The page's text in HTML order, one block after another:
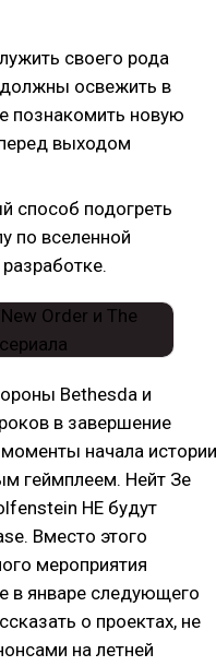
своего рода
освежить в
познакомить новую
выходом
способ подогреть
по вселенной
Bethesda и
в завершение
начала истории
геймплеем. Нейт Зе
НЕ будут
Вместо этого
мероприятия
в январе следующего
о проектах, не
на летней